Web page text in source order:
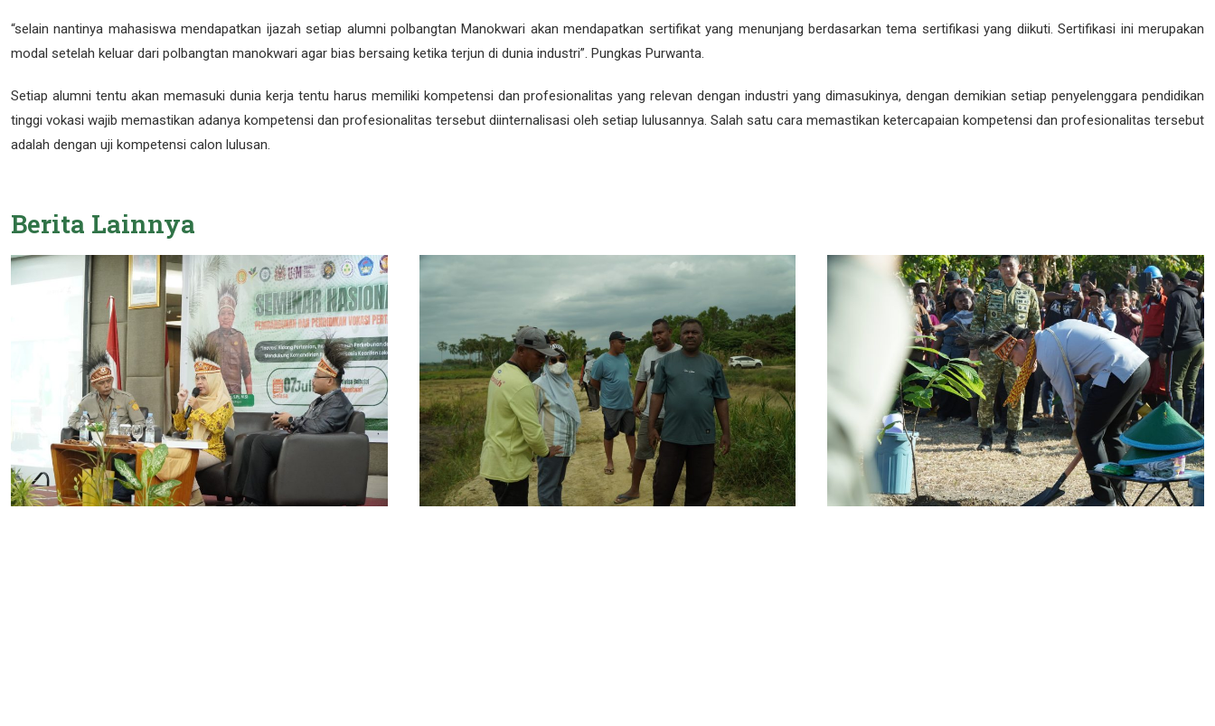
PENGUMUMAN LULUS SELEKSI ADMINISTRASI CAMABA JALUR UNDANGAN SMK-PP DAN MITRA POLBANGTAN MANOKWARI T.A 2025/2026
PENGUMUMAN SK. PENETAPAN MAHASISWA BARU RPL POLITEKNIK PEMBANGUNAN PERTANIAN (POLBANGTAN) MANOKWARI TAHUN AKADEMIK 2024/2025
PENGUMUMAN PESERTA LULUS SELEKSI WAWANCARA CAMABA JALUR UNDANGAN, TUGAS BELAJAR, KERJASAMA DAN PRESTASI GELOMBANG II POLBANGTAN
PELAKSANAAN SELEKSI WAWANCARA CALON MAHASISWA BARU JALUR UNDANGAN, TUGAS BELAJAR, KERJASAMA DAN PRESTASI GELOMBANG II POLBANGTAN
PENGUMUMAN LULUS SELEKSI ADMINISTRASI CALON MAHASISWA BARU JALUR UNDANGAN, TUGAS BELAJAR, KERJASAMA DAN PRESTASI POLITEKNIK
PENGUMUMAN LULUS SELEKSI PEMERIKSAAN KESEHATAN DAN FISIK CALON MAHASISWA BARU JALUR TUGAS BELAJAR, UNDANGAN, DAN JALUR UMUM
PENGUMUMAN LULUS SELEKSI WAWANCARA CALON MAHASISWA BARU JALUR UNDANGAN DAN TUGAS BELAJAR POLITEKNIK PEMBANGUNAN PERTANIAN
PENGUMUMAN LULUS SELEKSI WAWANCARA CALON MAHASISWA BARU JALUR UMUM POLITEKNIK PEMBANGUNAN PERTANIAN (POLBANGTAN) MANOKWARI T.A
PELAKSANAAN SELEKSI WAWANCARA CALON MAHASISWA BARU JALUR UNDANGAN DAN TUGAS BELAJAR POLITEKNIK PEMBANGUNAN PERTANIAN
PELAKSANAAN SELEKSI WAWANCARA CALON MAHASISWA BARU JALUR UMUM POLITEKNIK PEMBANGUNAN PERTANIAN (POLBANGTAN) MANOKWARI TAHUN
“selain nantinya mahasiswa mendapatkan ijazah setiap alumni polbangtan Manokwari akan mendapatkan sertifikat yang menunjang berdasarkan tema sertifikasi yang diikuti. Sertifikasi ini merupakan
modal setelah keluar dari polbangtan manokwari agar bias bersaing ketika terjun di dunia industri”. Pungkas Purwanta.
Setiap alumni tentu akan memasuki dunia kerja tentu harus memiliki kompetensi dan profesionalitas yang relevan dengan industri yang dimasukinya, dengan demikian setiap penyelenggara pendidikan
tinggi vokasi wajib memastikan adanya kompetensi dan profesionalitas tersebut diinternalisasi oleh setiap lulusannya. Salah satu cara memastikan ketercapaian kompetensi dan profesionalitas tersebut
adalah dengan uji kompetensi calon lulusan.
Berita Lainnya